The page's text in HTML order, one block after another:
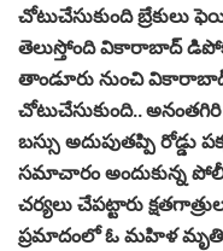
చోటుచేసుకుంది బ్రేకులు
తెలుస్తోంది వికారాబాద్
తాండూరు నుంచి
చోటుచేసుకుంది..
బస్సు అదుపుతప్పి
సమాచారం అందుకున్న
చర్యలు చేపట్టారు
ప్రమాదంలో ఓ మహిళ